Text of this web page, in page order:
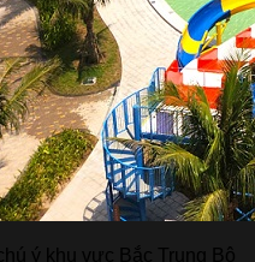
ý khu vực Bắc Trung Bộ